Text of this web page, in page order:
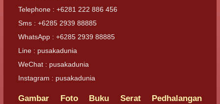
Telephone : +6281 222 886 456
Sms : +6285 2939 88885
WhatsApp : +6285 2939 88885
Line : pusakadunia
WeChat : pusakadunia
Instagram : pusakadunia
Gambar Foto Buku Serat Pedhalangan